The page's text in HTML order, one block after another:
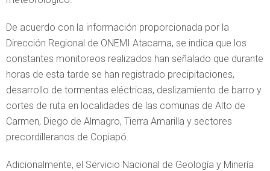
De acuerdo con la información proporcionada por la
Dirección Regional de ONEMI Atacama, se indica que los
constantes monitoreos realizados han señalado que durante
horas de esta tarde se han registrado precipitaciones,
desarrollo de tormentas eléctricas, deslizamiento de barro y
cortes de ruta en localidades de las comunas de Alto de
Carmen, Diego de Almagro, Tierra Amarilla y sectores
precordilleranos de Copiapó.
Adicionalmente, el Servicio Nacional de Geología y Minería